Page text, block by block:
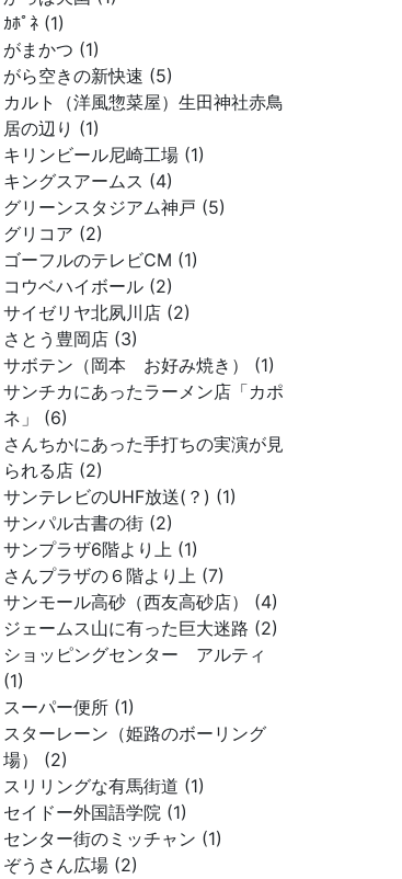
ｶﾎﾟﾈ (1)
がまかつ (1)
がら空きの新快速 (5)
カルト（洋風惣菜屋）生田神社赤鳥
居の辺り (1)
キリンビール尼崎工場 (1)
キングスアームス (4)
グリーンスタジアム神戸 (5)
グリコア (2)
ゴーフルのテレビCM (1)
コウベハイボール (2)
サイゼリヤ北夙川店 (2)
さとう豊岡店 (3)
サボテン（岡本 お好み焼き） (1)
サンチカにあったラーメン店「カポ
ネ」 (6)
さんちかにあった手打ちの実演が見
られる店 (2)
サンテレビのUHF放送(？) (1)
サンパル古書の街 (2)
サンプラザ6階より上 (1)
さんプラザの６階より上 (7)
サンモール高砂（西友高砂店） (4)
ジェームス山に有った巨大迷路 (2)
ショッピングセンター アルティ
(1)
スーパー便所 (1)
スターレーン（姫路のボーリング
場） (2)
スリリングな有馬街道 (1)
セイドー外国語学院 (1)
センター街のミッチャン (1)
ぞうさん広場 (2)